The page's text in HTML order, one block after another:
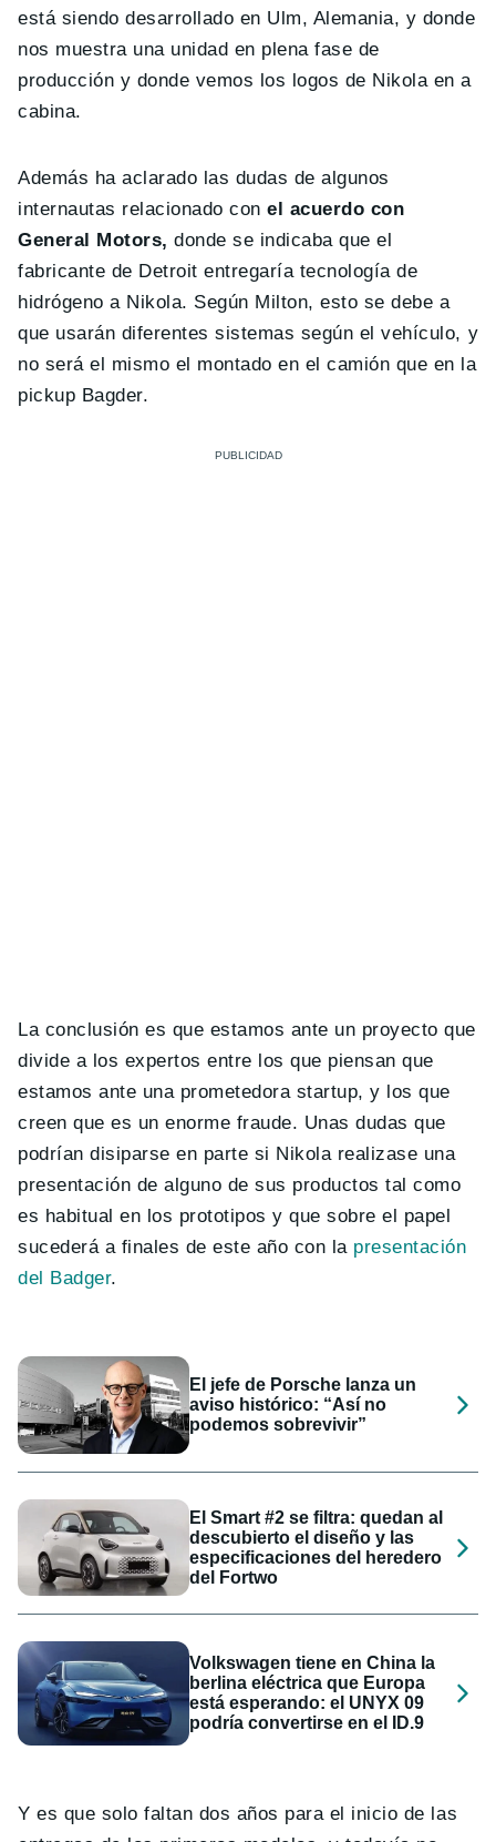
está siendo desarrollado en Ulm, Alemania, y donde
nos muestra una unidad en plena fase de
producción y donde vemos los logos de Nikola en a
cabina.
Además ha aclarado las dudas de algunos
internautas relacionado conel acuerdo con
General Motors, donde se indicaba que el
fabricante de Detroit entregaría tecnología de
hidrógeno a Nikola. Según Milton, esto se debe a
que usarán diferentes sistemas según el vehículo, y
no será el mismo el montado en el camión que en la
pickup Bagder.
La conclusión es que estamos ante un proyecto que
divide a los expertos entre los que piensan que
estamos ante una prometedora startup, y los que
creen que es un enorme fraude. Unas dudas que
podrían disiparse en parte si Nikola realizase una
presentación de alguno de sus productos tal como
es habitual en los prototipos y que sobre el papel
sucederá a finales de este año con la presentación
del Badger.
El jefe de Porsche lanza un
aviso histórico: “Así no
podemos sobrevivir”
El Smart #2 se filtra: quedan al
descubierto el diseño y las
especificaciones del heredero
del Fortwo
Volkswagen tiene en China la
berlina eléctrica que Europa
está esperando: el UNYX 09
podría convertirse en el ID.9
Y es que solo faltan dos años para el inicio de las